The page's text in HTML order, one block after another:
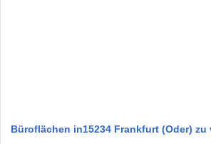
Büroflächen in15234 Frankfurt (Oder) zu